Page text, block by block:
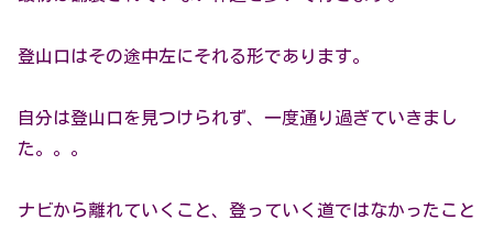
登山口はその途中左にそれる形であります。
自分は登山口を見つけられず、一度通り過ぎていきまし
た。。。
ナビから離れていくこと、登っていく道ではなかったこと